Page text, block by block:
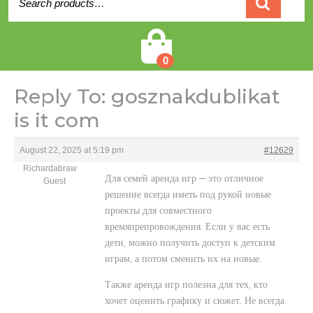
for:
0
Reply To: gosznakdublikat
is it com
August 22, 2025 at 5:19 pm
#12629
Richardabraw
Guest
Для семей аренда игр — это отличное
решение всегда иметь под рукой новые
проекты для совместного
времяпрепровождения. Если у вас есть
дети, можно получить доступ к детским
играм, а потом сменить их на новые.
Также аренда игр полезна для тех, кто
хочет оценить графику и сюжет. Не всегда